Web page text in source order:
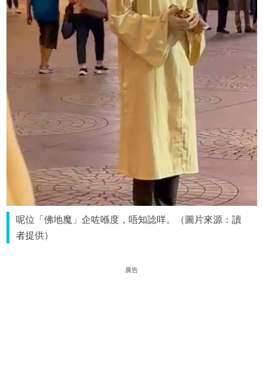
呢位「佛地魔」企咗喺度，唔知諗咩。（圖片來源：讀
者提供）
廣告